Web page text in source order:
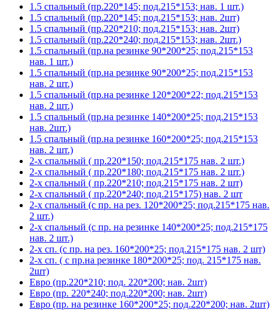
1.5 спальный (пр.220*145; под.215*153; нав. 1 шт.)
1.5 спальный (пр.220*145; под.215*153; нав. 2шт)
1.5 спальный (пр.220*210; под.215*153; нав. 2шт)
1.5 спальный (пр.220*240; под.215*153; нав. 2шт.)
1.5 спальный (пр.на резинке 90*200*25; под.215*153
нав. 1 шт.)
1.5 спальный (пр.на резинке 90*200*25; под.215*153
нав. 2 шт.)
1.5 спальный (пр.на резинке 120*200*22; под.215*153
нав. 2 шт.)
1.5 спальный (пр.на резинке 140*200*25; под.215*153
нав. 2шт.)
1.5 спальный (пр.на резинке 160*200*25; под.215*153
нав. 2 шт.)
2-х спальный ( пр.220*150; под.215*175 нав. 2 шт.)
2-х спальный ( пр.220*180; под.215*175 нав. 2 шт.)
2-х спальный ( пр.220*210; под.215*175 нав. 2 шт)
2-х спальный ( пр.220*240; под.215*175) нав. 2 шт
2-х спальный (с пр. на рез. 120*200*25; под.215*175 нав.
2 шт.)
2-х спальный (с пр. на резинке 140*200*25; под.215*175
нав. 2 шт.)
2-х сп. (с пр. на рез. 160*200*25; под.215*175 нав. 2 шт)
2-х сп. ( с пр.на резинке 180*200*25; под. 215*175 нав.
2шт)
Евро (пр.220*210; под. 220*200; нав. 2шт)
Евро (пр. 220*240; под.220*200; нав. 2шт)
Евро (пр. на резинке 160*200*25; под.220*200; нав. 2шт)